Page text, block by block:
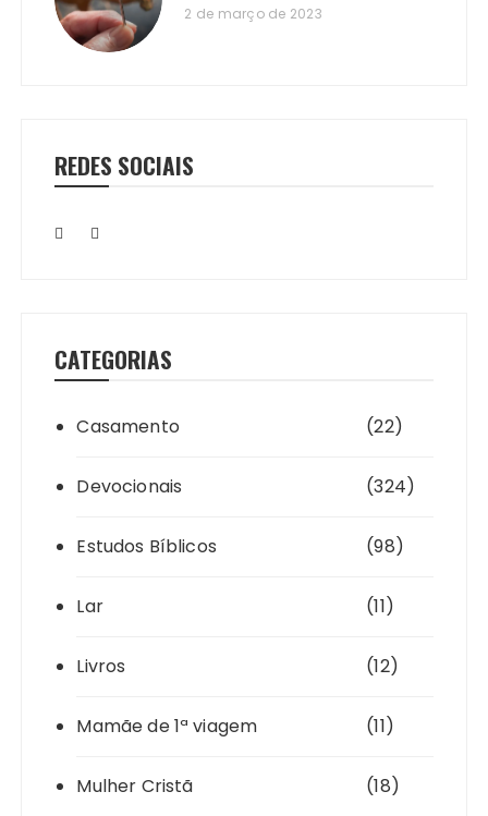
2 de março de 2023
REDES SOCIAIS
CATEGORIAS
Casamento (22)
Devocionais (324)
Estudos Bíblicos (98)
Lar (11)
Livros (12)
Mamãe de 1ª viagem (11)
Mulher Cristã (18)